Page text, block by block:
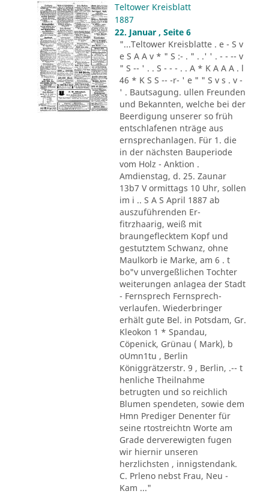
Teltower Kreisblatt
1887
22. Januar , Seite 6
"...Teltower Kreisblatte . e - S v
e S A A v * " S :- . " . .' ' . - - -- v
" S -- ' . . S - - - . . A * K A A A . l
46 * K S S -- -r- ' e " " S v s . v -
' . Bautsagung. ullen Freunden
und Bekannten, welche bei der
Beerdigung unserer so früh
entschlafenen nträge aus
ernsprechanlagen. Für 1. die
in der nächsten Bauperiode
vom Holz - Anktion .
Amdienstag, d. 25. Zaunar
13b7 V ormittags 10 Uhr, sollen
im i .. S A S April 1887 ab
auszuführenden Er-
fitrzhaarig, weiß mit
braungeflecktem Kopf und
gestutztem Schwanz, ohne
Maulkorb ie Marke, am 6 . t
bo"v unvergeßlichen Tochter
weiterungen anlagea der Stadt
- Fernsprech Fernsprech-
verlaufen. Wiederbringer
erhält gute Bel. in Potsdam, Gr.
Kleokon 1 * Spandau,
Cöpenick, Grünau ( Mark), b
oUmn1tu , Berlin
Königgrätzerstr. 9 , Berlin, .-- t
henliche Theilnahme
betrugten und so reichlich
Blumen spendeten, sowie dem
Hmn Prediger Denenter für
seine rtostreichtn Worte am
Grade derverewigten fugen
wir hiernir unseren
herzlichsten , innigstendank.
C. Prleno nebst Frau, Neu -
Kam ..."